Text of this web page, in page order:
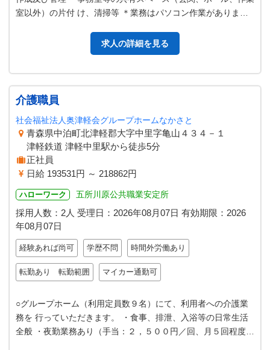
室以外）の片付 け、清掃等 ＊業務はパソコン作業がありま
求人の詳細を見る
介護職員
社会福祉法人奥津軽会グループホームなかさと
青森県中泊町北津軽郡大字中里字亀山４３４－１
津軽鉄道 津軽中里駅から徒歩5分
正社員
日給 193531円 ～ 218862円
ハローワーク 五所川原公共職業安定所
採用人数：2人 受理日： 2026年08月07日 有効期限： 2026
年08月07日
経験あれば尚可 学歴不問 時間外労働あり
転勤あり 転勤範囲 マイカー通勤可
○グループホーム（利用定員数９名）にて、利用者への介護業
務を 行っていただきます。 ・食事、排泄、入浴等の日常生活
全般 ・夜勤業務あり（手当：２，５００円／回、月５回程度）